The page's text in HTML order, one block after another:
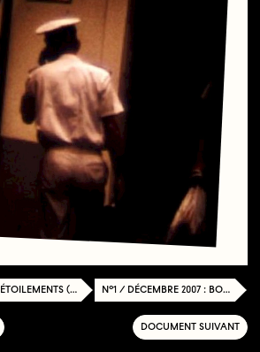
DOCUMENT SUIVANT
ÉTOILEMENTS (2007-2010) N°1 / DÉCEMBRE 2007 : BORDS, BORDURES